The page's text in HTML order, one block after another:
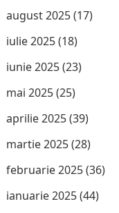
august 2025(17)
iulie 2025(18)
iunie 2025(23)
mai 2025(25)
aprilie 2025(39)
martie 2025(28)
februarie 2025(36)
ianuarie 2025(44)